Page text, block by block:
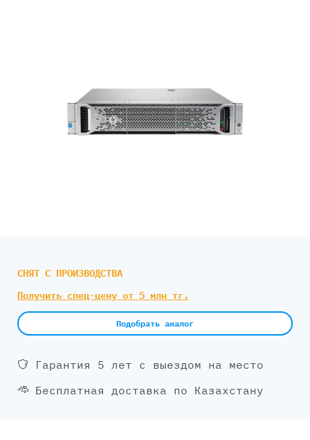
СНЯТ С ПРОИЗВОДСТВА
Получить спец-цену от 5 млн тг.
Подобрать аналог
Гарантия 5 лет с выездом на место
Бесплатная доставка по Казахстану